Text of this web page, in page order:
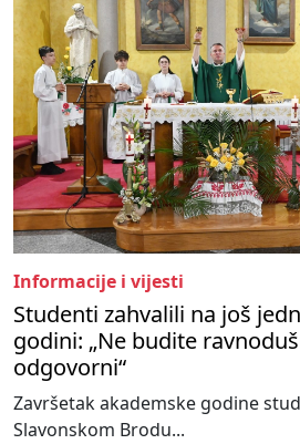
Informacije i vijesti
Studenti zahvalili na još
godini: „Ne budite
odgovorni“
Završetak akademske godine
Slavonskom Brodu...